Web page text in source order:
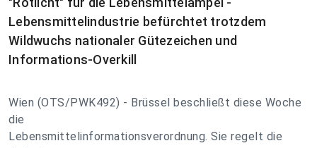
Lebensmittelindustrie befürchtet trotzdem
Wildwuchs nationaler Gütezeichen und
Informations-Overkill
Wien (OTS/PWK492) - Brüssel beschließt diese Woche
die
Lebensmittelinformationsverordnung. Sie regelt die